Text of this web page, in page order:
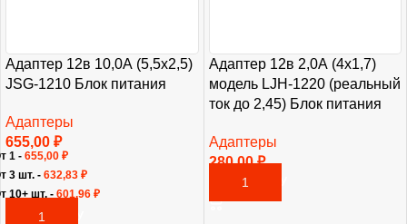
Адаптер 12в 10,0А (5,5х2,5)
JSG-1210 Блок питания
Адаптеры
655,00 ₽
В КОРЗИНУ
1 - 655,00 ₽
3 шт. - 632,83 ₽
10+ шт. - 601,96 ₽
Адаптер 12в 2,0А (4х1,7)
модель LJH-1220 (реальный
ток до 2,45) Блок питания
Адаптеры
280,00₽
В КОРЗИНУ